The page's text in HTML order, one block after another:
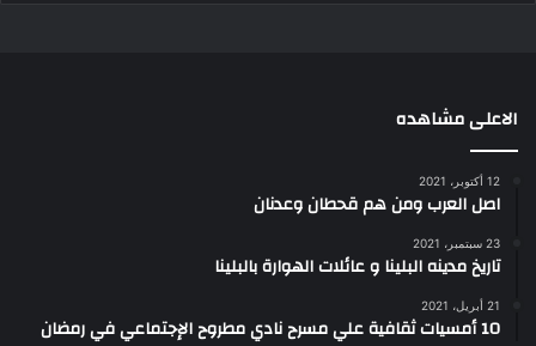
الاعلى مشاهده
12 أكتوبر، 2021
اصل العرب ومن هم قحطان وعدنان
23 سبتمبر، 2021
تاريخ مدينه البلينا و عائلات الهوارة بالبلينا
21 أبريل، 2021
10 أمسيات ثقافية علي مسرح نادي مطروح الإجتماعي في رمضان